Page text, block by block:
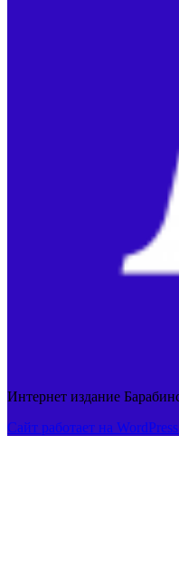
Интернет издание
Сайт работает на WordPress